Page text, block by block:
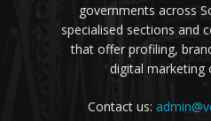
governments across
specialised sections and
that offer profiling,
digital marketing
Contact us: